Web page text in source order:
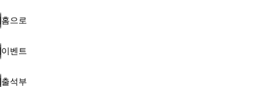
홈으로
이벤트
출석부